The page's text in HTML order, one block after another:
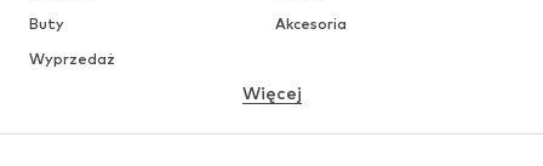
Buty
Akcesoria
Wyprzedaż
Więcej